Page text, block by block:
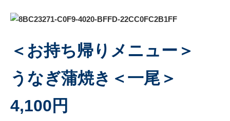
＜お持ち帰りメニュー＞
うなぎ蒲焼き＜一尾＞
4,100円